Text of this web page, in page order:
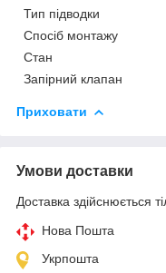
Тип підводки
Спосіб монтажу
Стан
Запірний клапан
Приховати
Умови доставки
Доставка здійснюється
Нова Пошта
Укрпошта